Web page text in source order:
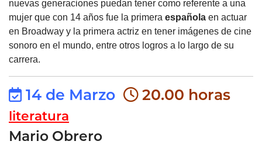
nuevas generaciones puedan tener como referente a una
mujer que con 14 años fue la primera española en actuar
en Broadway y la primera actriz en tener imágenes de cine
sonoro en el mundo, entre otros logros a lo largo de su
carrera.
14 de Marzo 20.00 horas
literatura
Mario Obrero